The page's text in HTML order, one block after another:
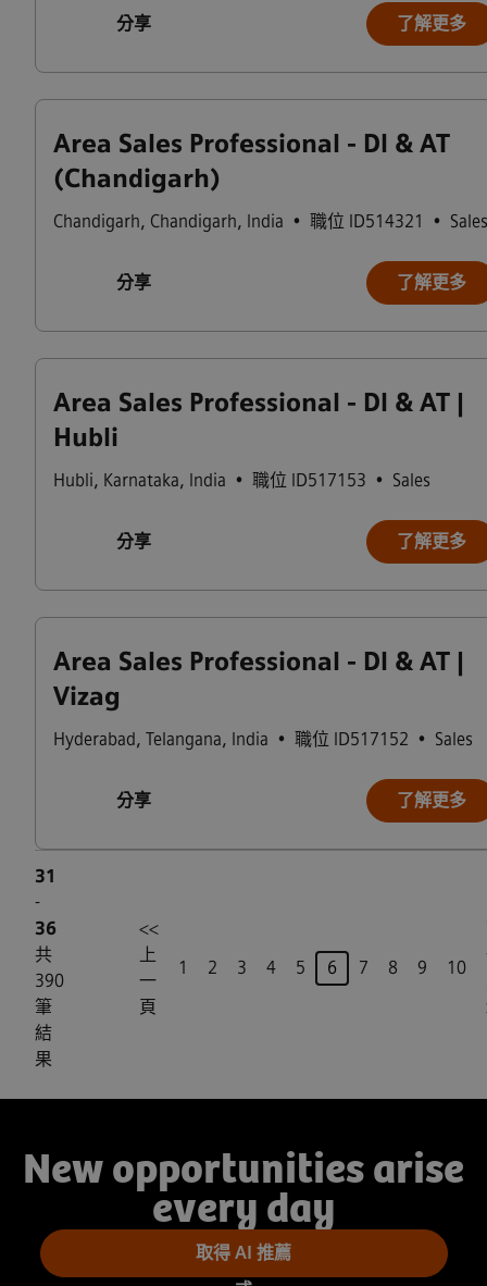
分享 了解更多
Area Sales Professional - DI & AT
(Chandigarh)
Chandigarh, Chandigarh, India • 職位 ID514321 • Sales
分享 了解更多
Area Sales Professional - DI & AT |
Hubli
Hubli, Karnataka, India • 職位 ID517153 • Sales
分享 了解更多
Area Sales Professional - DI & AT |
Vizag
Hyderabad, Telangana, India • 職位 ID517152 • Sales
分享 了解更多
31
-
36
共
390
筆
結
果
<<
上
一
頁
1 2 3 4 5 頁
6 7 8 9 10
New opportunities arise
every day
取得 AI 推薦